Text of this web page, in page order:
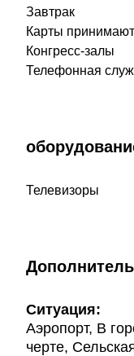
Завтрак
Карты
Конгресс-залы
Телефонная
Телевизоры
Ситуация:
Аэропорт, В
черте,